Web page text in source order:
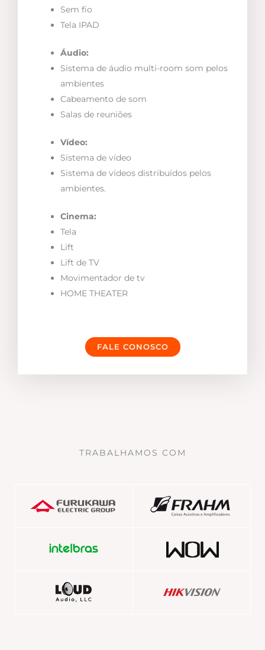
Sem fio
Tela IPAD
Áudio:
Sistema de áudio multi-room som pelos
ambientes
Cabeamento de som
Salas de reuniões
Vídeo:
Sistema de vídeo
Sistema de vídeos distribuídos pelos
ambientes.
Cinema:
Tela
Lift
Lift de TV
Movimentador de tv
HOME THEATER
FALE CONOSCO
TRABALHAMOS COM